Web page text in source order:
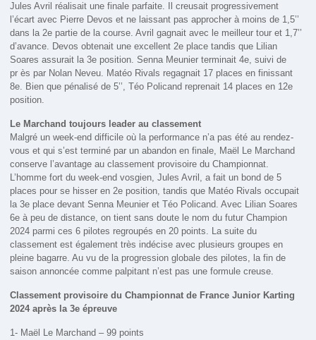
Jules Avril réalisait une finale parfaite. Il creusait progressivement
l’écart avec Pierre Devos et ne laissant pas approcher à moins de 1,5’’
dans la 2e partie de la course. Avril gagnait avec le meilleur tour et 1,7’’
d’avance. Devos obtenait une excellent 2e place tandis que Lilian
Soares assurait la 3e position. Senna Meunier terminait 4e, suivi de
pr ès par Nolan Neveu. Matéo Rivals regagnait 17 places en finissant
8e. Bien que pénalisé de 5’’, Téo Policand reprenait 14 places en 12e
position.
Le Marchand toujours leader au classement
Malgré un week-end difficile où la performance n’a pas été au rendez-
vous et qui s’est terminé par un abandon en finale, Maël Le Marchand
conserve l’avantage au classement provisoire du Championnat.
L’homme fort du week-end vosgien, Jules Avril, a fait un bond de 5
places pour se hisser en 2e position, tandis que Matéo Rivals occupait
la 3e place devant Senna Meunier et Téo Policand. Avec Lilian Soares
6e à peu de distance, on tient sans doute le nom du futur Champion
2024 parmi ces 6 pilotes regroupés en 20 points. La suite du
classement est également très indécise avec plusieurs groupes en
pleine bagarre. Au vu de la progression globale des pilotes, la fin de
saison annoncée comme palpitant n’est pas une formule creuse.
Classement provisoire du Championnat de France Junior Karting
2024 après la 3e épreuve
1- Maël Le Marchand – 99 points